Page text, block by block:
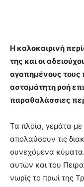
Η καλοκαιρινή
της και οι
αγαπημένους τους
ασταμάτητη ροή
παραθαλάσσιες
Τα πλοία, γεμάτα
απολαύσουν τις
συνεχόμενα
αυτών και του
νωρίς το πρωί της